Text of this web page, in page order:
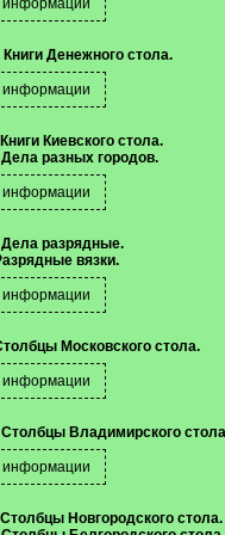
Денежного стола.
Киевского стола.
разных городов.
разрядные.
вязки.
Московского стола.
Владимирского
Новгородского стола.